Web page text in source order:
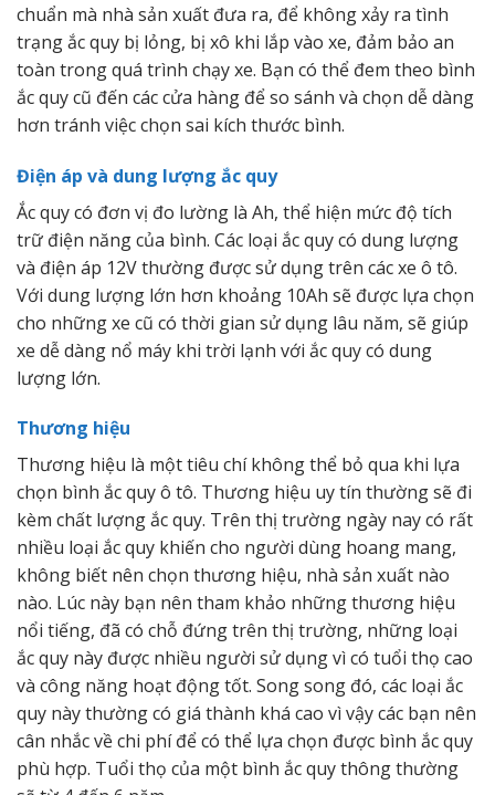
chuẩn mà nhà sản xuất đưa ra, để không xảy ra tình
trạng ắc quy bị lỏng, bị xô khi lắp vào xe, đảm bảo an
toàn trong quá trình chạy xe. Bạn có thể đem theo bình
ắc quy cũ đến các cửa hàng để so sánh và chọn dễ dàng
hơn tránh việc chọn sai kích thước bình.
Điện áp và dung lượng ắc quy
Ắc quy có đơn vị đo lường là Ah, thể hiện mức độ tích
trữ điện năng của bình. Các loại ắc quy có dung lượng
và điện áp 12V thường được sử dụng trên các xe ô tô.
Với dung lượng lớn hơn khoảng 10Ah sẽ được lựa chọn
cho những xe cũ có thời gian sử dụng lâu năm, sẽ giúp
xe dễ dàng nổ máy khi trời lạnh với ắc quy có dung
lượng lớn.
Thương hiệu
Thương hiệu là một tiêu chí không thể bỏ qua khi lựa
chọn bình ắc quy ô tô. Thương hiệu uy tín thường sẽ đi
kèm chất lượng ắc quy. Trên thị trường ngày nay có rất
nhiều loại ắc quy khiến cho người dùng hoang mang,
không biết nên chọn thương hiệu, nhà sản xuất nào
nào. Lúc này bạn nên tham khảo những thương hiệu
nổi tiếng, đã có chỗ đứng trên thị trường, những loại
ắc quy này được nhiều người sử dụng vì có tuổi thọ cao
và công năng hoạt động tốt. Song song đó, các loại ắc
quy này thường có giá thành khá cao vì vậy các bạn nên
cân nhắc về chi phí để có thể lựa chọn được bình ắc quy
phù hợp. Tuổi thọ của một bình ắc quy thông thường